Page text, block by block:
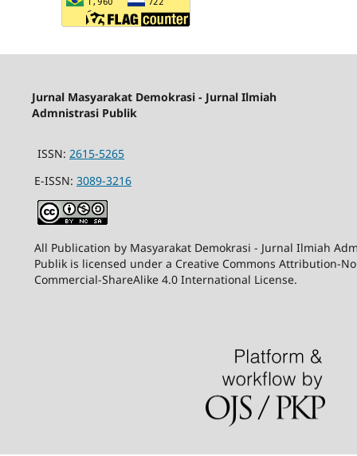
Jurnal Masyarakat Demokrasi - Jurnal Ilmiah
Admnistrasi Publik
ISSN: 2615-5265
E-ISSN: 3089-3216
All Publication by Masyarakat Demokrasi - Jurnal Ilmiah
Publik is licensed under a Creative Commons Attribution-
Commercial-ShareAlike 4.0 International License.